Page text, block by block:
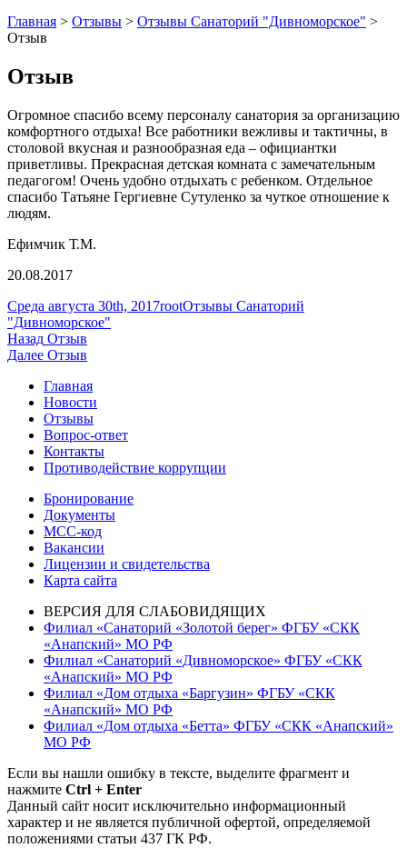
Главная > Отзывы > Отзывы Санаторий "Дивноморское" >
Отзыв
Отзыв
Огромное спасибо всему персоналу санатория за организацию
комфортного отдыха! Все работники вежливы и тактичны, в
столовой вкусная и разнообразная еда – официантки
приветливы. Прекрасная детская комната с замечательным
педагогом! Очень удобно отдыхать с ребенком. Отдельное
спасибо Татьяне Гергиевне Сутуленко за чуткое отношение к
людям.
Ефимчик Т.М.
20.08.2017
Опубликовано
Среда августа 30th, 2017Автор
rootРубрики
Отзывы Санаторий
"Дивноморское"
Навигация
по
записям
Назад Предыдущая
запись:
Отзыв
Далее Следующая
Отзыв
Главная
Новости
Отзывы
Вопрос-ответ
Контакты
Противодействие коррупции
Бронирование
Документы
МСС-код
Вакансии
Лицензии и свидетельства
Карта сайта
ВЕРСИЯ ДЛЯ СЛАБОВИДЯЩИХ
Филиал «Санаторий «Золотой берег» ФГБУ «СКК
«Анапский» МО РФ
Филиал «Санаторий «Дивноморское» ФГБУ «СКК
«Анапский» МО РФ
Филиал «Дом отдыха «Баргузин» ФГБУ «СКК
«Анапский» МО РФ
Филиал «Дом отдыха «Бетта» ФГБУ «СКК «Анапский»
МО РФ
Если вы нашли ошибку в тексте, выделите фрагмент и
нажмите Ctrl + Enter
Данный сайт носит исключительно информационный
характер и не является публичной офертой, определяемой
положениями статьи 437 ГК РФ.